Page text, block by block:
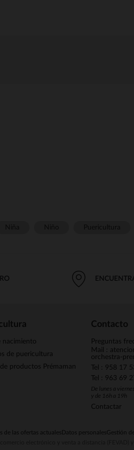
nacimiento
de puericultura
productos Prémaman
Contacto
Preguntas
Mail :
orchestra-
Tel : 958 17
Tel : 963 69
De lunes a
y de 16h a 19h
Contactar
de las ofertas actuales Datos personalesGestión